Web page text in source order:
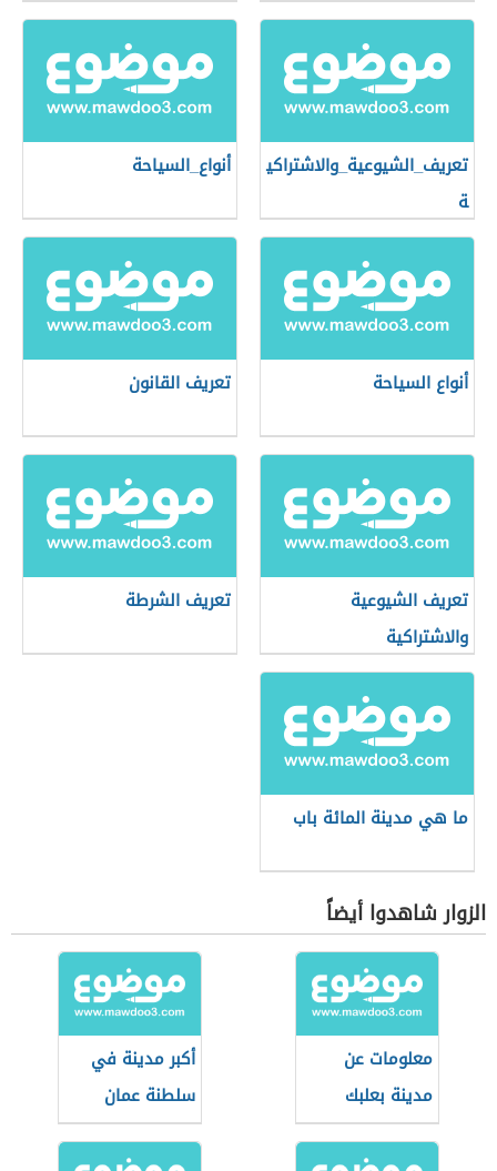
تعريف_الشيوعية_والاشتراكي
ة
أنواع_السياحة
أنواع السياحة تعريف القانون
تعريف الشيوعية
والاشتراكية
تعريف الشرطة
ما هي مدينة المائة باب
الزوار شاهدوا أيضاً
معلومات عن
مدينة بعلبك
أكبر مدينة في
سلطنة عمان